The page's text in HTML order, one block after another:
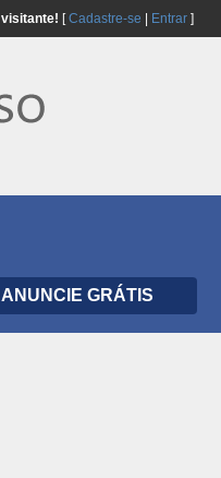
visitante! [Cadastre-se Entrar]
ANUNCIE GRÁTIS